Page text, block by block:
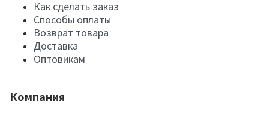
Как сделать заказ
Способы оплаты
Возврат товара
Доставка
Оптовикам
Компания